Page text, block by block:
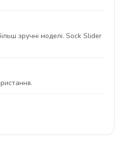
зручні моделі. Sock Slider